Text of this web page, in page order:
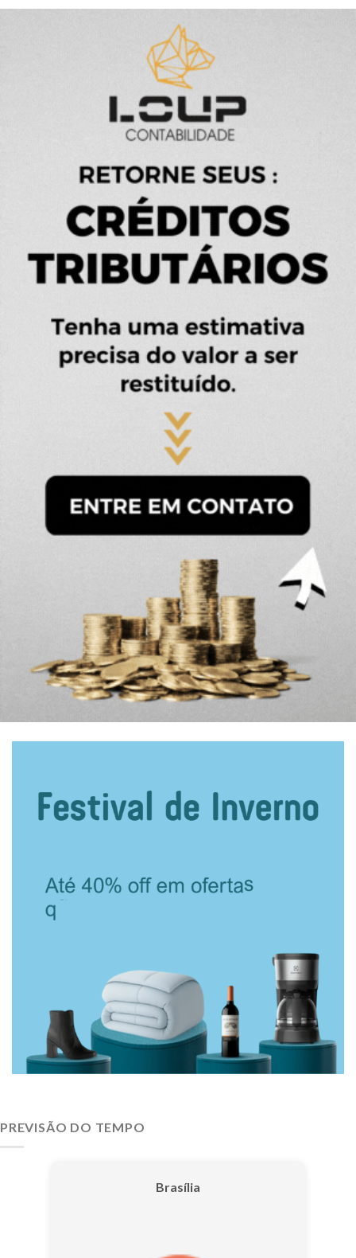
PREVISÃO DO TEMPO
Brasília